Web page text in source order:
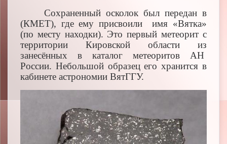
Сохраненный осколок был передан в
(КМЕТ), где ему присвоили имя «Вятка»
(по месту находки). Это первый метеорит с
территории Кировской области из
занесённых в каталог метеоритов АН
России. Небольшой образец его хранится в
кабинете астрономии ВятГГУ.